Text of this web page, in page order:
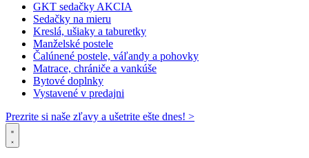
GKT sedačky AKCIA
Sedačky na mieru
Kreslá, ušiaky a taburetky
Manželské postele
Čalúnené postele, váľandy a pohovky
Matrace, chrániče a vankúše
Bytové doplnky
Vystavené v predajni
Prezrite si naše zľavy a ušetrite ešte dnes! >​